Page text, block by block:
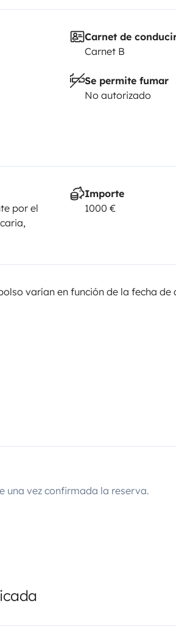
Carnet de
Carnet B
Se permite fumar
No autorizado
por el
Importe
1000 €
varían en función de la fecha de
una vez confirmada la reserva.